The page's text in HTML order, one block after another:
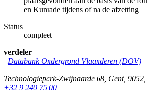
en Kunrade tijdens of na de afzetting
Status
compleet
verdeler
Databank Ondergrond Vlaanderen (DOV)
Technologiepark-Zwijnaarde 68 Gent, 9052
+32 9 240 75 00